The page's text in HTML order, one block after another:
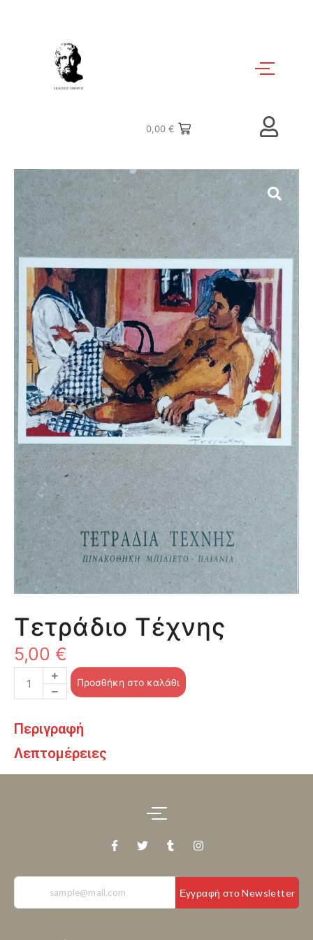
0,00€
Τετράδιο Τέχνης
5,00 €
Προσθήκη στο καλάθι
Περιγραφή
Λεπτομέρειες
Εγγραφή στο Newsletter